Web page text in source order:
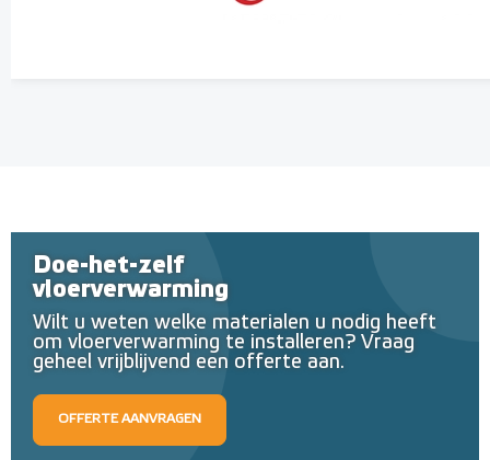
Doe-het-zelf
vloerverwarming
Wilt u weten welke materialen u nodig heeft
om vloerverwarming te installeren? Vraag
geheel vrijblijvend een offerte aan.
OFFERTE AANVRAGEN